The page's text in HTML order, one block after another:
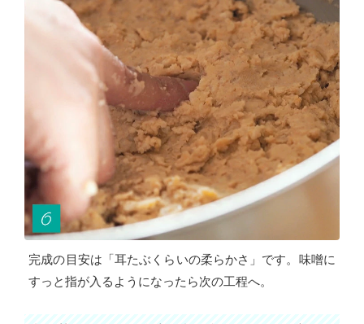
完成の目安は「耳たぶくらいの柔らかさ」です。味噌に
すっと指が入るようになったら次の工程へ。